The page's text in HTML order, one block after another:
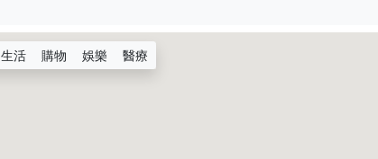
生活 購物 娛樂 醫療